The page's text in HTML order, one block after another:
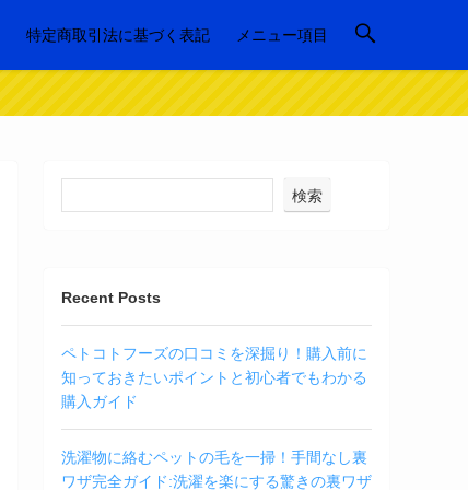
特定商取引法に基づく表記 メニュー項目
検索
Recent Posts
ペトコトフーズの口コミを深掘り！購入前に
知っておきたいポイントと初心者でもわかる
購入ガイド
洗濯物に絡むペットの毛を一掃！手間なし裏
ワザ完全ガイド:洗濯を楽にする驚きの裏ワザ